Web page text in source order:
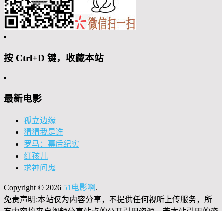
按 Ctrl+D 键，收藏本站
最新电影
孤立边缘
猜猜我是谁
罗马：幕后纪实
红孩儿
求神问鬼
Copyright © 2026 51电影啊 .
免责声明:本站仅为内容分享，不提供任何视听上传服务，所